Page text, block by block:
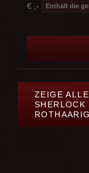
€ ,- Enthält die
ZEIGE
SHERLOCK